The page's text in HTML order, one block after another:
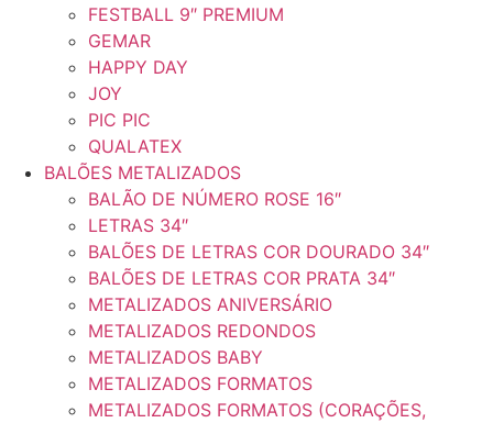
FESTBALL 9″ PREMIUM
GEMAR
HAPPY DAY
JOY
PIC PIC
QUALATEX
BALÕES METALIZADOS
BALÃO DE NÚMERO ROSE 16″
LETRAS 34″
BALÕES DE LETRAS COR DOURADO 34″
BALÕES DE LETRAS COR PRATA 34″
METALIZADOS ANIVERSÁRIO
METALIZADOS REDONDOS
METALIZADOS BABY
METALIZADOS FORMATOS
METALIZADOS FORMATOS (CORAÇÕES,